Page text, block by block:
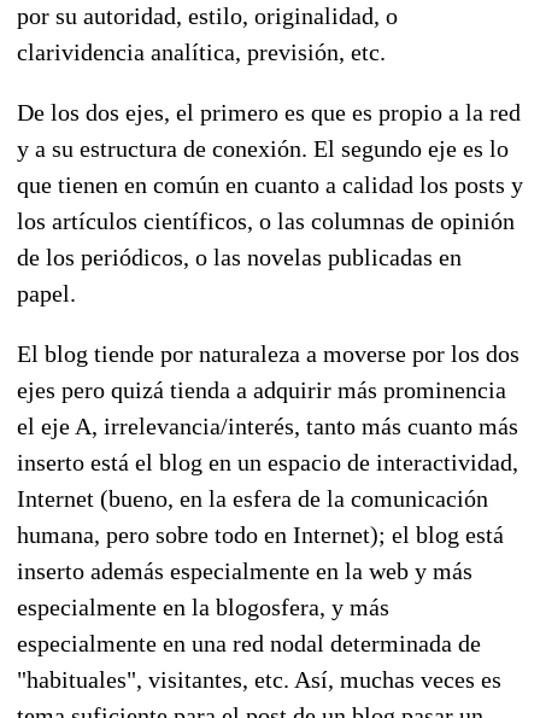
por su autoridad, estilo, originalidad, o
clarividencia analítica, previsión, etc.
De los dos ejes, el primero es que es propio a la red
y a su estructura de conexión. El segundo eje es lo
que tienen en común en cuanto a calidad los posts y
los artículos científicos, o las columnas de opinión
de los periódicos, o las novelas publicadas en
papel.
El blog tiende por naturaleza a moverse por los dos
ejes pero quizá tienda a adquirir más prominencia
el eje A, irrelevancia/interés, tanto más cuanto más
inserto está el blog en un espacio de interactividad,
Internet (bueno, en la esfera de la comunicación
humana, pero sobre todo en Internet); el blog está
inserto además especialmente en la web y más
especialmente en la blogosfera, y más
especialmente en una red nodal determinada de
"habituales", visitantes, etc. Así, muchas veces es